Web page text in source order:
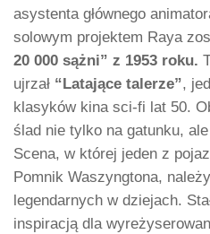
asystenta głównego
solowym projektem Raya
20 000 sążni” z 1953 roku.
ujrzał “Latające talerze”,
klasyków kina sci-fi lat 50.
ślad nie tylko na gatunku,
Scena, w której jeden z
Pomnik Waszyngtona,
legendarnych w dziejach.
inspiracją dla